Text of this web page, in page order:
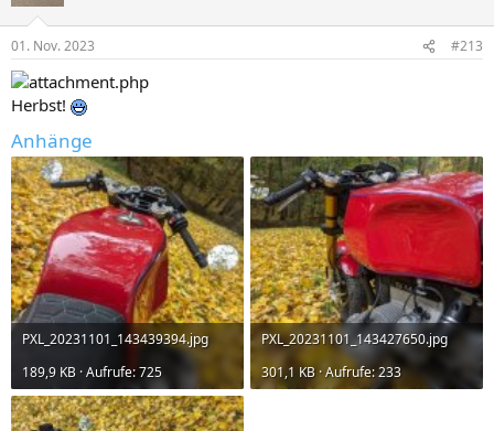
01. Nov. 2023 #213
Herbst!
Anhänge
PXL_20231101_143439394.jpg
189,9 KB · Aufrufe: 725
PXL_20231101_143427650.jpg
301,1 KB · Aufrufe: 233